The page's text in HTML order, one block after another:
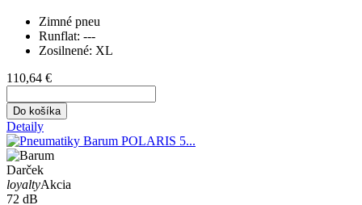
Zimné pneu
Runflat: ---
Zosilnené: XL
110,64 €
Do košíka
Detaily
Darček
loyaltyAkcia
72 dB